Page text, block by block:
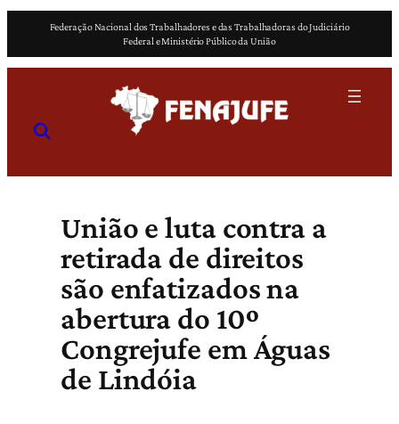
o
Federação Nacional dos Trabalhadores e das Trabalhadoras do Judiciário
Federal e Ministério Público da União
União e luta contra a
retirada de direitos
são enfatizados na
abertura do 10º
Congrejufe em Águas
de Lindóia